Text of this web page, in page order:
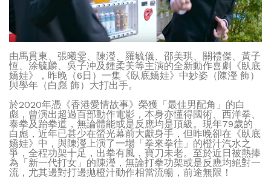
由馬貫東、張曦雯、陳瀅、羅毓儀、邵美琪、關禮傑、黃子
恆、涂毓麟、吳子冲及鍾柔美等主演的全新動作喜劇《臥底
嬌娃》，昨晚（6日）一集《臥底嬌娃》中妙姿（陳瀅 飾）
與學年（白彪 飾）大打出手。
於2020年憑《香港愛情故事》榮獲「最佳男配角」的白
彪，曾演出超過百部動作電影，本身亦懂得國術、西洋拳、
泰拳及跆拳道，無論體能或是反應均是頂級。現年79歲的
白彪，近年已甚少在螢光幕前大獻身手，但昨晚卻在《臥底
嬌娃》中，與陳瀅上演了一場「拳來拳往」的橙汁汽水之
爭，全程功架十足，出拳有風，寶刀未老。至於近日被熱捧
為「新一代打女」的陳瀅，無論打拳功架或是反應均絕對一
流，尤其邊對打邊拋橙汁動作相當流暢，前途無限！